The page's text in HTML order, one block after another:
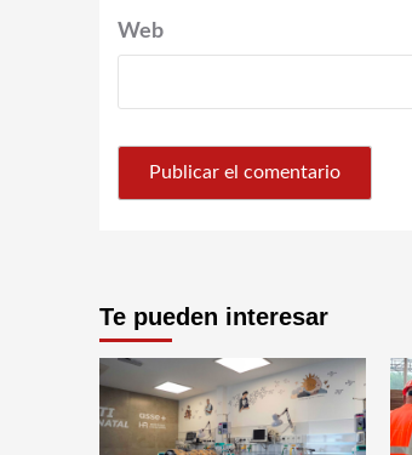
Web
Te pueden interesar